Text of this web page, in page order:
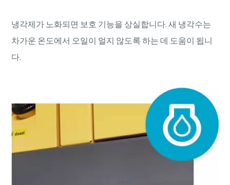
냉각제가 노화되면 보호 기능을 상실합니다. 새 냉각수는
차가운 온도에서 오일이 얼지 않도록 하는 데 도움이 됩니
다.